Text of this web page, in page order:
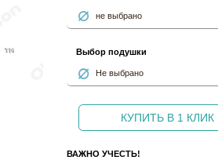
не выбрано
Выбор подушки
Не выбрано
КУПИТЬ В 1 КЛИК
ВАЖНО УЧЕСТЬ!